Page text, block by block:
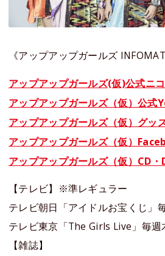
《アップアップガールズ
アップアップガールズ(仮)公式ニ
アップアップガールズ（仮）公式
アップアップガールズ（仮）グッ
アップアップガールズ（仮）
アップアップガールズ（仮）CD・
【テレビ】※準レギュラー
テレビ朝日「アイドルお宝くじ」
テレビ東京「The Girls Live」毎週
【雑誌】